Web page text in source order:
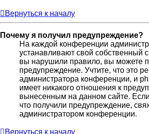
Вернуться к началу
Почему я получил предупреждение?
На каждой конференции
устанавливают свой собственный
вы нарушили правило, вы можете
предупреждение. Учтите, что это
администратора конференции, и
имеет никакого отношения к
вынесенным на данном сайте.
что получили предупреждение,
администратором конференции.
Вернуться к началу